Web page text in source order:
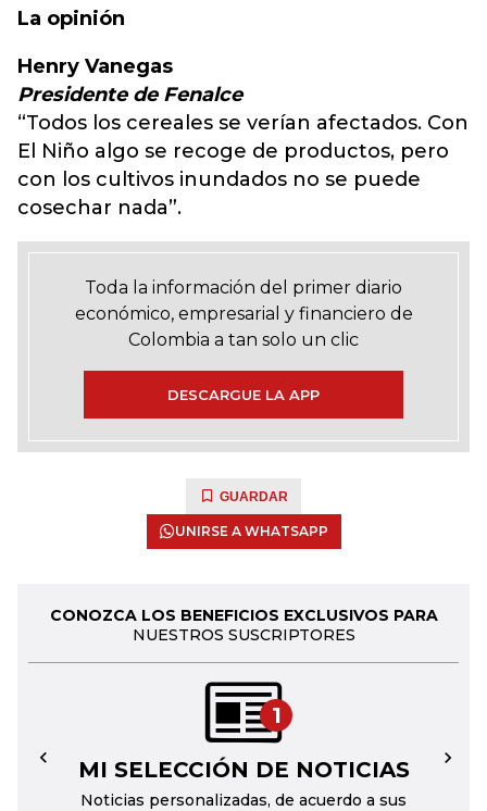
La opinión
Henry Vanegas
Presidente de Fenalce
“Todos los cereales se verían afectados. Con
El Niño algo se recoge de productos, pero
con los cultivos inundados no se puede
cosechar nada”.
Toda la información del primer diario
económico, empresarial y financiero de
Colombia a tan solo un clic
DESCARGUE LA APP
GUARDAR
UNIRSE A WHATSAPP
CONOZCA LOS BENEFICIOS EXCLUSIVOS PARA
NUESTROS SUSCRIPTORES
1
MI SELECCIÓN DE NOTICIAS
Noticias personalizadas, de acuerdo a sus
← →